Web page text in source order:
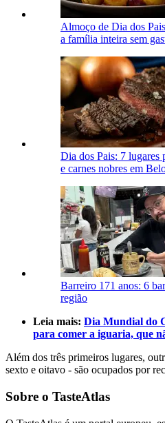
Almoço de Dia dos
a família inteira sem
Dia dos Pais: 7 lugares
e carnes nobres em
Barreiro 171 anos: 6
região
Leia mais: Dia Mundial do
para comer a iguaria, que
Além dos três primeiros lugares,
sexto e oitavo - são ocupados por
Sobre o TasteAtlas